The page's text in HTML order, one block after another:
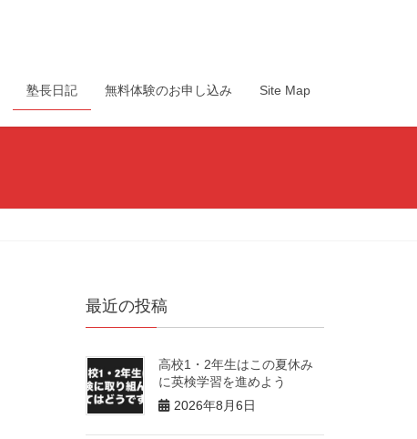
塾長日記 無料体験のお申し込み Site Map
最近の投稿
高校1・2年生はこの夏休み
に英検学習を進めよう
2026年8月6日